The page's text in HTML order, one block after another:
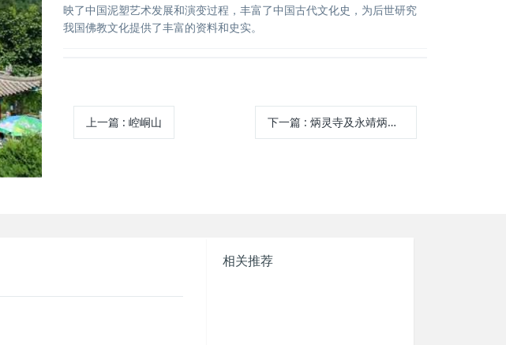
映了中国泥塑艺术发展和演变过程，丰富了中国古代文化史，为后世研究
我国佛教文化提供了丰富的资料和史实。
上一篇: 崆峒山 下一篇 :炳灵寺及永靖炳灵丹霞地质公园
相关推荐